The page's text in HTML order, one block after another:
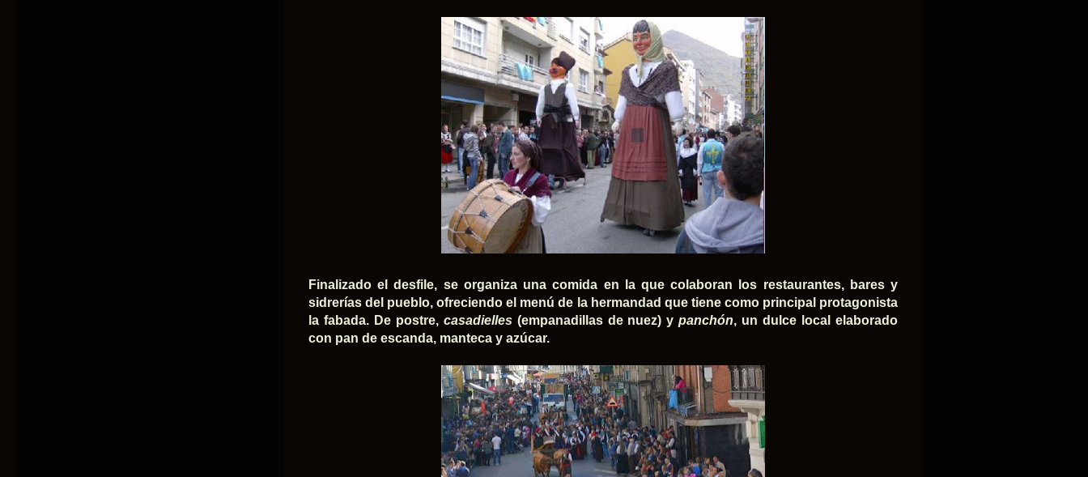
Finalizado el desfile, se organiza una comida en la que colaboran los restaurantes, bares y
sidrerías del pueblo, ofreciendoel menú de la hermandad que tiene como principal protagonista
la fabada. De postre, casadielles(empanadillas de nuez) ypanchón, un dulce local elaborado
con pan de escanda, manteca y azúcar.